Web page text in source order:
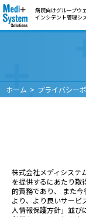
病院向けグループウェ
インシデント管理シ
ホーム プライバシー
株式会社メディシステ
を提供するにあたり取
的責務であり、 また
より、より良いサービ
人情報保護方針」並び